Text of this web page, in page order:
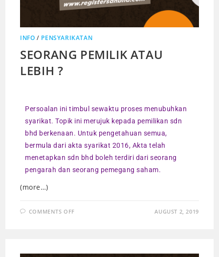
INFO / PENSYARIKATAN
SEORANG PEMILIK ATAU
LEBIH ?
Persoalan ini timbul sewaktu proses menubuhkan
syarikat. Topik ini merujuk kepada pemilikan sdn
bhd berkenaan. Untuk pengetahuan semua,
bermula dari akta syarikat 2016, Akta telah
menetapkan sdn bhd boleh terdiri dari seorang
pengarah dan seorang pemegang saham.
(more…)
COMMENTS OFF AUGUST 2, 2019